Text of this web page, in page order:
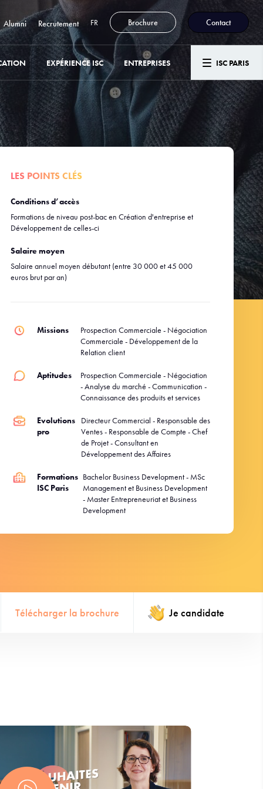
Alumni Recrutement FR Brochure Contact
EXPÉRIENCE ISC ENTREPRISES ISC PARIS
LES POINTS CLÉS
Conditions d’accès
Formations de niveau post-bac en Création d'entreprise et
Développement de celles-ci
Salaire moyen
Salaire annuel moyen débutant (entre 30 000 et 45 000
euros brut par an)
Missions
Prospection Commerciale - Négociation
Commerciale - Développement de la
Relation client
Aptitudes
Prospection Commerciale - Négociation
- Analyse du marché - Communication -
Connaissance des produits et services
Evolutions
pro
Directeur Commercial - Responsable des
Ventes - Responsable de Compte - Chef
de Projet - Consultant en
Développement des Affaires
Formations
ISC Paris
Bachelor Business Development - MSc
Management et Business Development
- Master Entrepreneuriat et Business
Development
Télécharger la brochure Je candidate